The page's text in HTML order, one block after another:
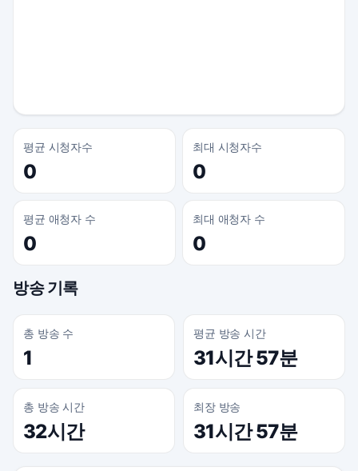
평균 시청자수
0
최대 시청자수
0
평균 애청자 수
0
최대 애청자 수
0
방송 기록
총 방송 수
1
평균 방송 시간
31시간 57분
총 방송 시간
32시간
최장 방송
31시간 57분